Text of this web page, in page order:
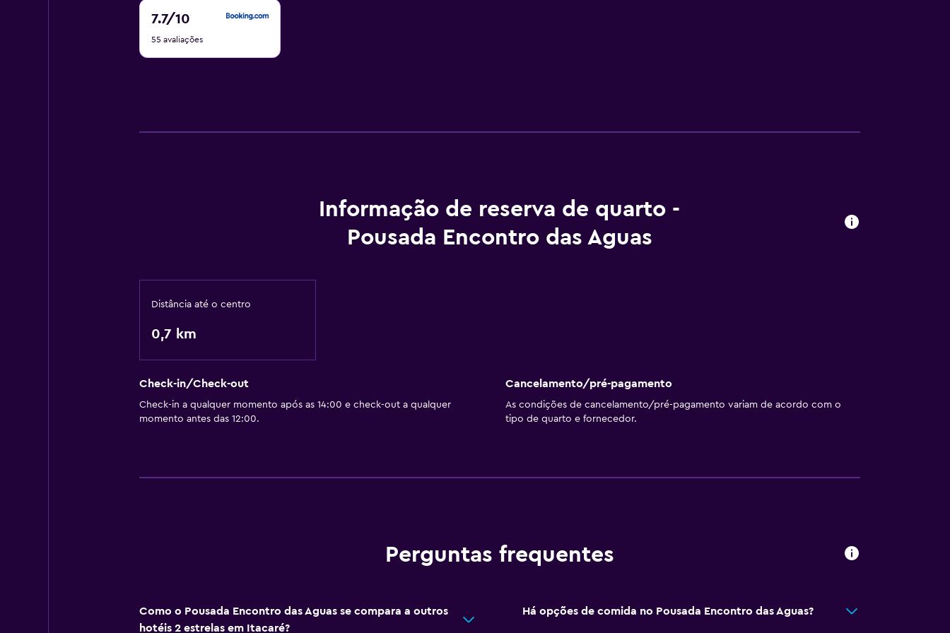
7.7/10
7.7
10
55 avaliações
Informação de reserva de quarto -
Pousada Encontro das Aguas
Distância até o centro
0,7 km
Check-in/Check-out
Check-in a qualquer momento após as 14:00 e check-out a qualquer
momento antes das 12:00.
Cancelamento/pré-pagamento
As condições de cancelamento/pré-pagamento variam de acordo com o
tipo de quarto e fornecedor.
Perguntas frequentes
Como o Pousada Encontro das Aguas se compara a outros
hotéis 2 estrelas em Itacaré?
Há opções de comida no Pousada Encontro das Aguas?